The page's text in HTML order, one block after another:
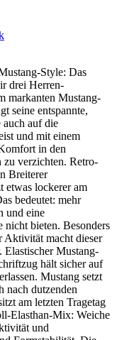
Style: Das
drei Herren-
markanten Mustang-
seine entspannte,
auf die
und mit einem
in den
zu verzichten. Retro-
Breiterer
etwas lockerer am
bedeutet: mehr
und eine
nicht bieten. Besonders
Aktivität macht dieser
Elastischer Mustang-
hält sicher auf
Mustang setzt
nach dutzenden
am letzten Tragetag
Elasthan-Mix: Weiche
und